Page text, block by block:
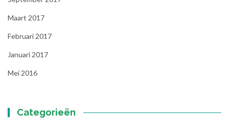
Maart 2017
Februari 2017
Januari 2017
Mei 2016
Categorieën